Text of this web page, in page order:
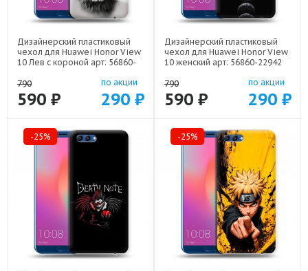
Дизайнерский пластиковый
чехол для Huawei Honor View
10 Лев с короной арт: 56860-
790
590 ₽
по акции
290 ₽
Дизайнерский пластиковый
чехол для Huawei Honor View
10 женский арт: 56860-22942
790
590 ₽
по акции
290 ₽
-25% -25%